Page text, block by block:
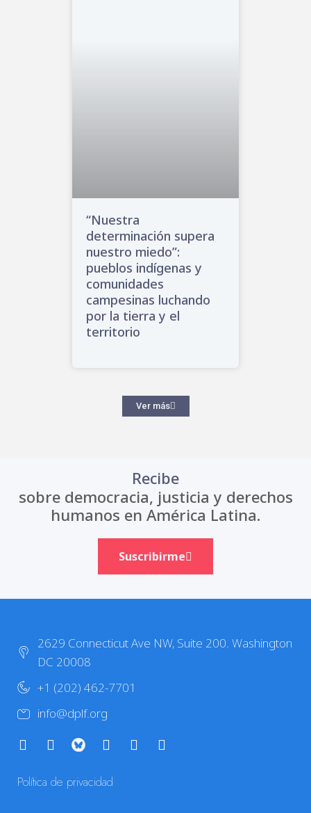
“Nuestra
determinación supera
nuestro miedo”:
pueblos indígenas y
comunidades
campesinas luchando
por la tierra y el
territorio
Ver más
Recibe
sobre democracia, justicia y derechos
humanos en América Latina.
Suscribirme
2629 Connecticut Ave NW, Suite 200. Washington
DC 20008
+1 (202) 462-7701
info@dplf.org
Política de privacidad